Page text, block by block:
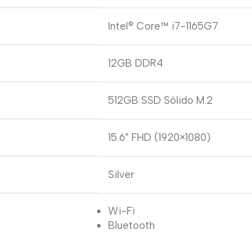
Intel® Core™ i7-1165G7
12GB DDR4
512GB SSD Sólido M.2
15.6" FHD (1920×1080)
Silver
Wi-Fi
Bluetooth